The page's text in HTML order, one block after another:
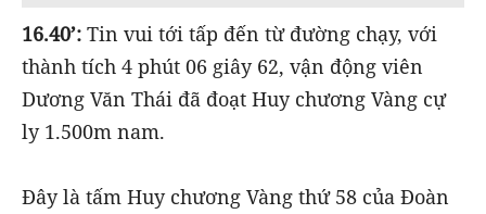
16.40’: Tin vui tới tấp đến từ đường chạy, với
thành tích 4 phút 06 giây 62, vận động viên
Dương Văn Thái đã đoạt Huy chương Vàng cự
ly 1.500m nam.
Đây là tấm Huy chương Vàng thứ 58 của Đoàn